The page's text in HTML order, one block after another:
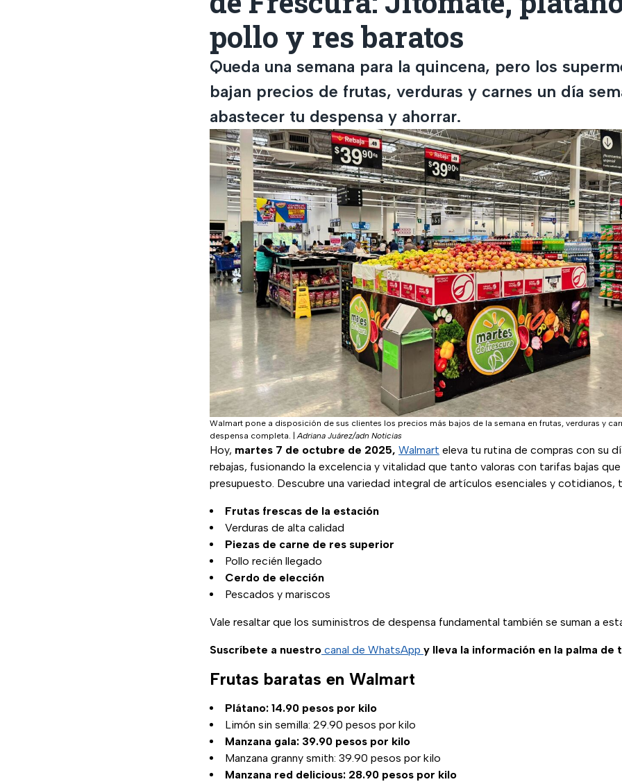
pollo y res baratos
Queda una semana para la quincena, pero los
bajan precios de frutas, verduras y carnes un día
abastecer tu despensa y ahorrar.
Walmart pone a disposición de sus clientes los precios más bajos de la semana en frutas, verduras y
despensa completa. |Adriana Juárez/adn Noticias
Hoy, martes 7 de octubre de 2025, Walmart eleva tu rutina de compras con su
rebajas, fusionando la excelencia y vitalidad que tanto valoras con tarifas bajas
presupuesto. Descubre una variedad integral de artículos esenciales y cotidianos,
Frutas frescas de la estación
Verduras de alta calidad
Piezas de carne de res superior
Pollo recién llegado
Cerdo de elección
Pescados y mariscos
Vale resaltar que los suministros de despensa fundamental también se suman a
Suscríbete a nuestro canal de WhatsApp y lleva la información en la palma de
Frutas baratas en Walmart
Plátano: 14.90 pesos por kilo
Limón sin semilla: 29.90 pesos por kilo
Manzana gala: 39.90 pesos por kilo
Manzana granny smith: 39.90 pesos por kilo
Manzana red delicious: 28.90 pesos por kilo